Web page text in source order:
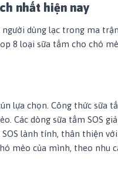
nhất hiện nay
dùng lạc trong ma
8 loại sữa tắm cho chó
lựa chọn. Công thức sữa
Các dòng sữa tắm SOS
lành tính, thân thiện
mèo của mình, theo nhu